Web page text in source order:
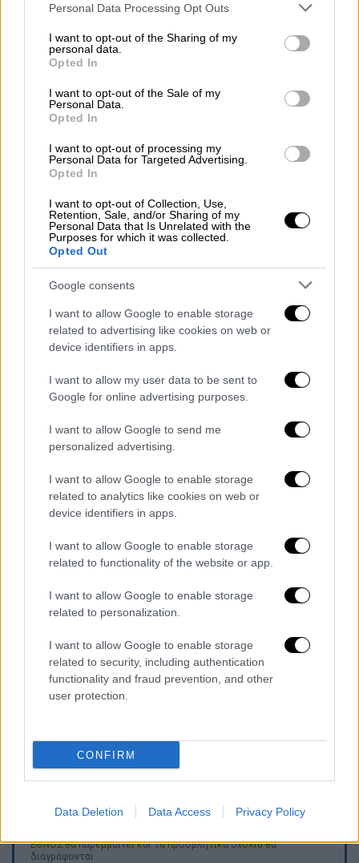
Please note that this website/app uses one or more Google
not limited to your visit or usage behaviour. You may click to
grant or deny consent to Google and its third-party tags to
use your data for below specified purposes in below Google
consent section.
Personal Data Processing Opt Outs
I want to opt-out of the Sharing of my
personal data.
Opted In
I want to opt-out of the Sale of my
Personal Data.
Opted In
I want to opt-out of processing my
Personal Data for Targeted Advertising.
Opted In
I want to opt-out of Collection, Use,
Retention, Sale, and/or Sharing of my
Personal Data that Is Unrelated with the
Purposes for which it was collected.
Opted Out
Google consents
I want to allow Google to enable storage
related to advertising like cookies on web or
device identifiers in apps.
I want to allow my user data to be sent to
Google for online advertising purposes.
I want to allow Google to send me
personalized advertising.
I want to allow Google to enable storage
related to analytics like cookies on web or
device identifiers in apps.
I want to allow Google to enable storage
related to functionality of the website or app.
I want to allow Google to enable storage
related to personalization.
I want to allow Google to enable storage
related to security, including authentication
functionality and fraud prevention, and other
user protection.
CONFIRM
Data Deletion Data Access Privacy Policy
προκλήσεωνκαιδιαρκών εστιών αστάθειας
δηλώσεις που αναπαράγουν αβάσιμες και
έωλες νομικά θέσεις δεν ενισχύουν την
περιφερειακή ασφάλεια, ούτε υπηρετούν τη
σταθερότητα στην Ανατολική Μεσόγειο»,
σημειώνουν οι ίδιες πηγές.
Οι ελληνικές Ένοπλες Δυνάμεις διατηρούν
αδιάλειπτα υψηλό επίπεδο επιχειρησιακής
ετοιμότητας και αποτρεπτικής ισχύος ,
προασπίζοντας με συνέπεια την εθνική
κυριαρχία και την εθνική ασφάλεια»,
καταλήγουν οι πηγές του υπουργείου
υπουργός Άμυνας ,Γιασάρ Γκιουλέρ
, σε
δηλώσεις του, μεταξύ άλλων, επανάφερε τη
«θεωρεία περί "Γαλάζιας Πατρίδας"» και «της
προστασίας της».
Το μήνυμα Γκιουλέρ από την
Αδριανούπολη
μέλη της 9ης Διοίκησης
Συνοριακής Ταξιαρχίας στην Αδριανούπολη
δραστηριότητες που αποσκοπούν στον
εξοπλισμό νησιών που θα έπρεπε να έχουν
μη στρατιωτικό καθεστώς, δε συνάδουν με
τις σχέσεις καλής γειτονίας, το πνεύμα της
συμμαχίας και το διεθνές δίκαιο», ενώ
συνέχισε λέγοντας ότι «η
που, κατά την τουρκική πλευρά, θίγουν τα
δικαιώματα και την ασφάλειά της.»
ΕΘΝΟΣ θα παρεμβαίνει και τα προσβλητικά σχόλια θα
διαγράφονται